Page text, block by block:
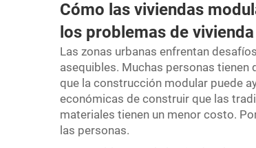
Cómo las viviendas
los problemas de
Las zonas urbanas enfrentan
asequibles. Muchas personas tienen
que la construcción modular puede
económicas de construir que las
materiales tienen un menor costo.
las personas.